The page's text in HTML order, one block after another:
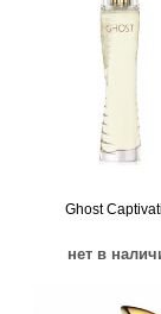
Ghost
нет в